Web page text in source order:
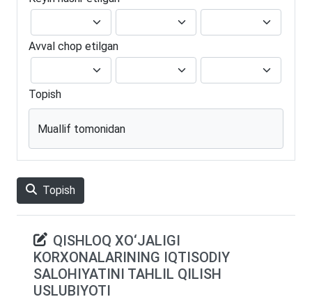
Avval chop etilgan
Topish
Muallif tomonidan
Topish
QISHLOQ XO‘JALIGI
KORXONALARINING IQTISODIY
SALOHIYATINI TAHLIL QILISH
USLUBIYOTI